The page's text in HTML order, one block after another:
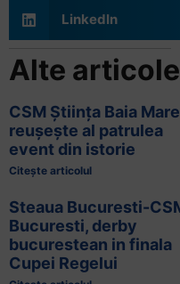
LinkedIn
Alte
CSM Știința Baia Mare
reușește al patrulea
event din istorie
Citește articolul
Steaua Bucuresti-
Bucuresti, derby
bucurestean in finala
Cupei Regelui